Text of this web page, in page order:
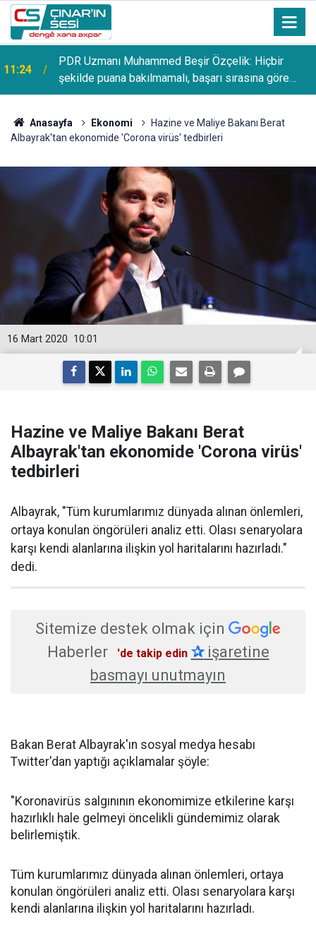
11:24
PDR Uzmanı Muhammed Beşir Özçelik: Hiçbir
şekilde puana bakılmamalı, başarı sırasına göre
tercih yapılmalı
Anasayfa Ekonomi
Hazine ve Maliye Bakanı Berat
Albayrak'tan ekonomide 'Corona virüs' tedbirleri
10:01
16 Mart 2020
Hazine ve Maliye Bakanı Berat
Albayrak'tan ekonomide 'Corona virüs'
tedbirleri
Albayrak, "Tüm kurumlarımız dünyada alınan önlemleri,
ortaya konulan öngörüleri analiz etti. Olası senaryolara
karşı kendi alanlarına ilişkin yol haritalarını hazırladı."
dedi.
Sitemize destek olmak için
Haberler
'de takip edin ✰işaretine
basmayı unutmayın
Bakan Berat Albayrak'ın sosyal medya hesabı
Twitter'dan yaptığı açıklamalar şöyle:
"Koronavirüs salgınının ekonomimize etkilerine karşı
hazırlıklı hale gelmeyi öncelikli gündemimiz olarak
belirlemiştik.
Tüm kurumlarımız dünyada alınan önlemleri, ortaya
konulan öngörüleri analiz etti. Olası senaryolara karşı
kendi alanlarına ilişkin yol haritalarını hazırladı.